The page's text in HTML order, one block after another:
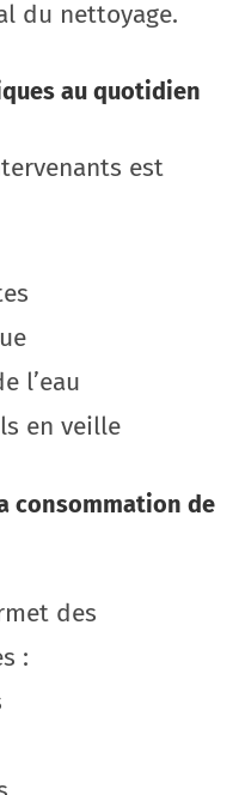
du nettoyage.
au quotidien
est
l’eau
en veille
consommation de
des
: